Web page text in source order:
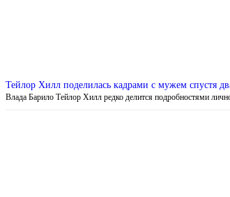
Тейлор Хилл поделилась кадрами с мужем спустя
Влада Барило Тейлор Хилл редко делится подробностями